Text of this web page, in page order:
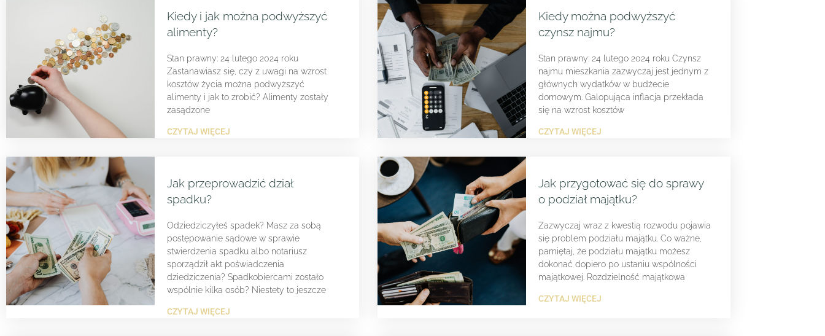
Kiedy i jak można podwyższyć
alimenty?
Stan prawny: 24 lutego 2024 roku
Zastanawiasz się, czy z uwagi na wzrost
kosztów życia można podwyższyć
alimenty i jak to zrobić? Alimenty zostały
zasądzone
CZYTAJ WIĘCEJ
Kiedy można podwyższyć
czynsz najmu?
Stan prawny: 24 lutego 2024 roku Czynsz
najmu mieszkania zazwyczaj jest jednym z
głównych wydatków w budżecie
domowym. Galopująca inflacja przekłada
się na wzrost kosztów
CZYTAJ WIĘCEJ
Jak przeprowadzić dział
spadku?
Odziedziczyłeś spadek? Masz za sobą
postępowanie sądowe w sprawie
stwierdzenia spadku albo notariusz
sporządził akt poświadczenia
dziedziczenia? Spadkobiercami zostało
wspólnie kilka osób? Niestety to jeszcze
CZYTAJ WIĘCEJ
Jak przygotować się do sprawy
o podział majątku?
Zazwyczaj wraz z kwestią rozwodu pojawia
się problem podziału majątku. Co ważne,
pamiętaj, że podziału majątku możesz
dokonać dopiero po ustaniu wspólności
majątkowej. Rozdzielność majątkowa
CZYTAJ WIĘCEJ